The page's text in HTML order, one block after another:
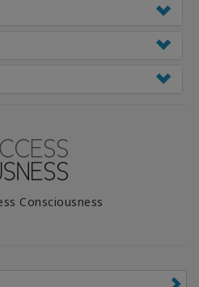
Consciousness